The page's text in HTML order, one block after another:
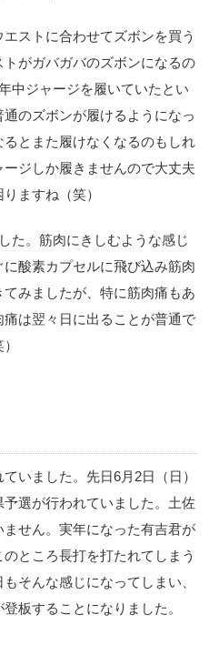
ストに合わせてズボンを買う
がガバガバのズボンになるの
中ジャージを履いていたとい
のズボンが履けるようになっ
とまた履けなくなるのもしれ
ジしか履きませんので大丈夫
ますね（笑）
た。筋肉にきしむような感じ
酸素カプセルに飛び込み筋肉
みましたが、特に筋肉痛もあ
は翌々日に出ることが普通で
いました。先日6月2日（日）
選が行われていました。土佐
せん。実年になった有吉君が
ところ長打を打たれてしまう
そんな感じになってしまい、
板することになりました。